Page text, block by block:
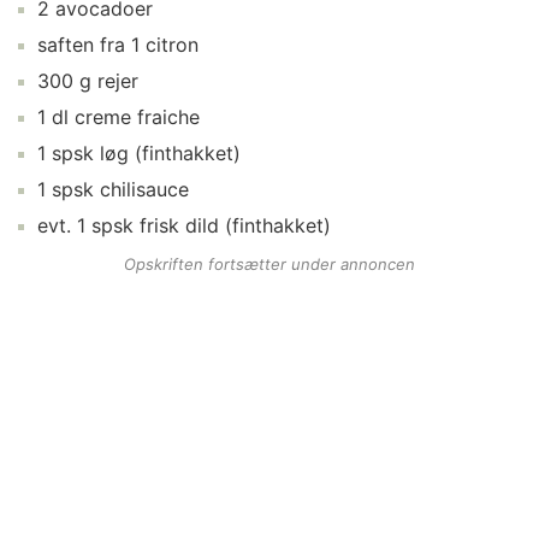
2 avocadoer
saften fra 1 citron
300 g rejer
1 dl creme fraiche
1 spsk løg (finthakket)
1 spsk chilisauce
evt. 1 spsk frisk dild (finthakket)
Opskriften fortsætter under annoncen